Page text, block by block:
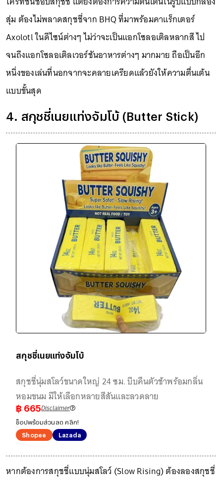
สุ่ม ต้องไม่พลาดสกุชชี่จาก BHQ ที่มาพร้อมคาแร็กเตอร์
Axolotl ในดีไซน์ต่างๆ ไม่ว่าจะเป็นแอกโซลอเติลหลากสี ไป
จนถึงแอกโซลอเติลเวอร์ชันอาหารต่างๆ มากมาย ถือเป็นอีก
หนึ่งของเล่นที่นอกจากจะคลายเครียดแล้วยังให้ความตื่นเต้น
แบบขั้นสุด
4. สกุชชี่เนยแท่งจัมโบ้ (Butter Stick)
สกุชชี่เนยแท่งจัมโบ้
สกุชชี่นุ่มสโลว์ขนาดใหญ่ 24 ซม. บีบคืนตัวช้าพร้อมกลิ่น
หอมขนม มีให้เลือกหลายสีสันและลวดลาย
฿ 665Disclaimer
ช็อปพร้อมส่วนลด คลิก!
Shopee
Lazada
หากต้องการสกุชชี่แบบนุ่มสโลว์ (Slow Rising) ต้องลองสกุชชี่